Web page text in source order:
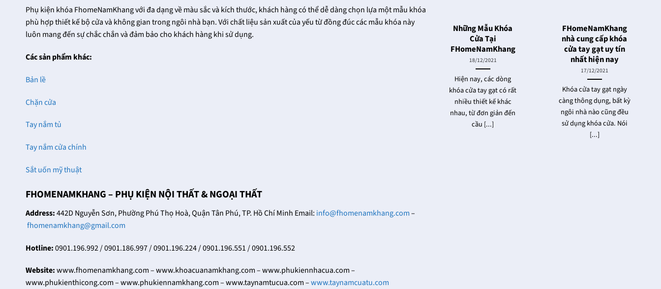
Phụ kiện khóa FhomeNamKhang với đa dạng về màu sắc và kích thước, khách hàng có thể dễ dàng chọn lựa một mẫu khóa
phù hợp thiết kế bộ cửa và không gian trong ngôi nhà bạn. Với chất liệu sản xuất của yếu từ đồng đúc các mẫu khóa này
luôn mang đến sự chắc chắn và đảm bảo cho khách hàng khi sử dụng.
Các sản phẩm khác:
Bản lề
Chặn cửa
Tay nắm tủ
Tay nắm cửa chính
Sắt uốn mỹ thuật
FHOMENAMKHANG – PHỤ KIỆN NỘI THẤT & NGOẠI THẤT
Address:442D Nguyễn Sơn, Phường Phú Thọ Hoà, Quận Tân Phú, TP. Hồ Chí Minh Email: info@fhomenamkhang.com–
fhomenamkhang@gmail.com
Hotline:0901.196.992 / 0901.186.997 / 0901.196.224 / 0901.196.551 / 0901.196.552
Website:www.fhomenamkhang.com – www.khoacuanamkhang.com – www.phukiennhacua.com –
www.phukienthicong.com – www.phukiennamkhang.com – www.taynamtucua.com –www.taynamcuatu.com
Khóa Cửa Đại Sảnh
FHomeNamKhang
Bạn Thêm Sang
27/12/2021
Tại
có trên dưới hàng chục
với sự đa dạng về kiểu
Các mẫu khóa cửa
thông phòng dùng
Khóa cửa tay gạt
FHomeNamKhang
Vua khóa cửa tay
Những Mẫu Khóa
Cửa Tại
FHomeNamKhang
18/12/2021
Hiện nay, các dòng
khóa cửa tay gạt có rất
nhiều thiết kế khác
nhau, từ đơn giản đến
cầu [...]
FHomeNamKhang
nhà cung cấp khóa
cửa tay gạt uy tín
nhất hiện nay
17/12/2021
Khóa cửa tay gạt ngày
càng thông dụng, bất kỳ
ngôi nhà nào cũng đều
sử dụng khóa cửa. Nói
[...]